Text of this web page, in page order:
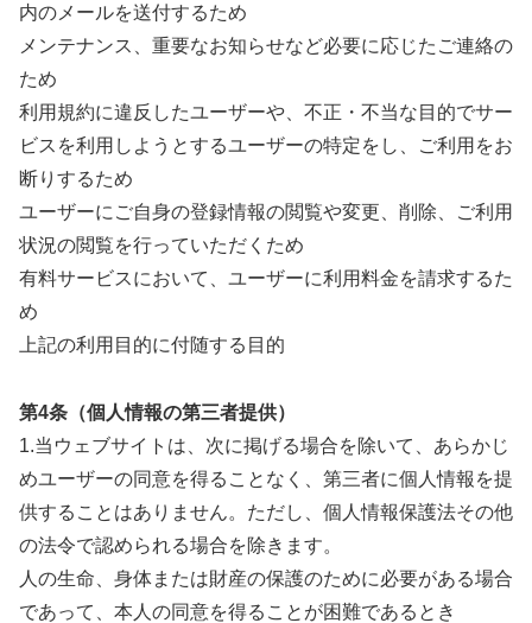
内のメールを送付するため
メンテナンス、重要なお知らせなど必要に応じたご連絡の
ため
利用規約に違反したユーザーや、不正・不当な目的でサー
ビスを利用しようとするユーザーの特定をし、ご利用をお
断りするため
ユーザーにご自身の登録情報の閲覧や変更、削除、ご利用
状況の閲覧を行っていただくため
有料サービスにおいて、ユーザーに利用料金を請求するた
め
上記の利用目的に付随する目的
第4条（個人情報の第三者提供）
1.当ウェブサイトは、次に掲げる場合を除いて、あらかじ
めユーザーの同意を得ることなく、第三者に個人情報を提
供することはありません。ただし、個人情報保護法その他
の法令で認められる場合を除きます。
人の生命、身体または財産の保護のために必要がある場合
であって、本人の同意を得ることが困難であるとき